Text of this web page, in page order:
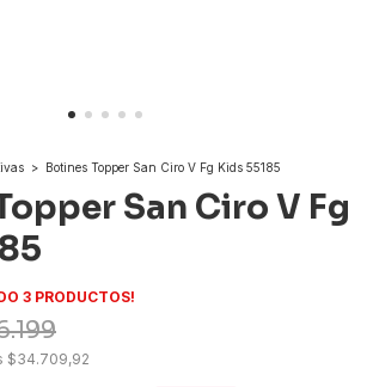
> Botines Topper San Ciro V Fg Kids 55185
San Ciro V Fg
3 PRODUCTOS!
$34.709,92